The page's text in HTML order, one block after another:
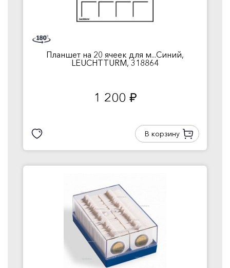
Планшет на 20 ячеек для м...Синий,
LEUCHTTURM, 318864
1 200 руб.
В корзину